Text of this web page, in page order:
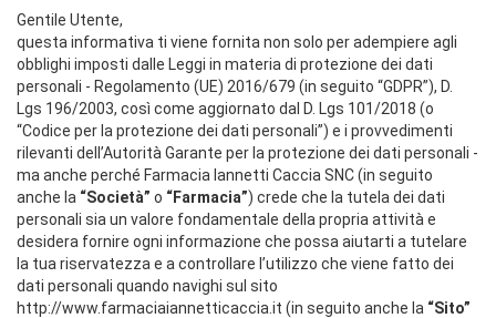
Gentile Utente,
questa informativa ti viene fornita non solo per adempiere agli
obblighi imposti dalle Leggi in materia di protezione dei dati
personali - Regolamento (UE) 2016/679 (in seguito “GDPR”), D.
Lgs 196/2003, così come aggiornato dal D. Lgs 101/2018 (o
“Codice per la protezione dei dati personali”) e i provvedimenti
rilevanti dell’Autorità Garante per la protezione dei dati personali -
ma anche perché Farmacia Iannetti Caccia SNC (in seguito
anche la “Società” o “Farmacia”) crede che la tutela dei dati
personali sia un valore fondamentale della propria attività e
desidera fornire ogni informazione che possa aiutarti a tutelare
la tua riservatezza e a controllare l’utilizzo che viene fatto dei
dati personali quando navighi sul sito
http://www.farmaciaiannetticaccia.it (in seguito anche la “Sito”